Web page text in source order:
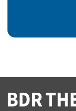
Вы